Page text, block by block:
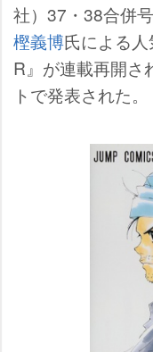
社）37・38合併
樫義博氏による
R』が連載再開さ
トで発表された。